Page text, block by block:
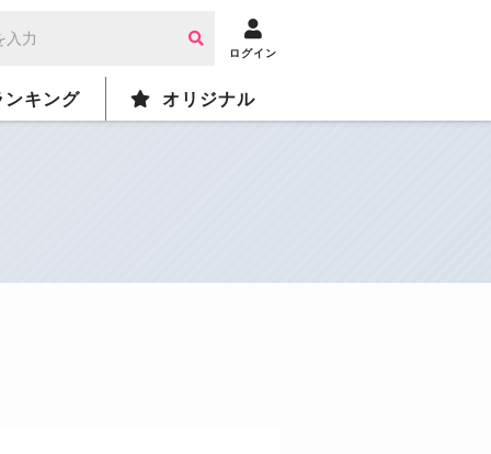
ログイン
ンキング オリジナル